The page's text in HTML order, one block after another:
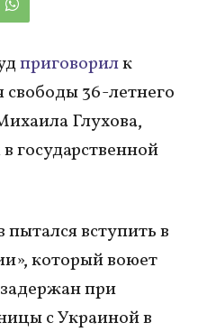
приговорилк
36-летнего
Глухова,
государственной
вступить в
который воюет
при
с Украиной в